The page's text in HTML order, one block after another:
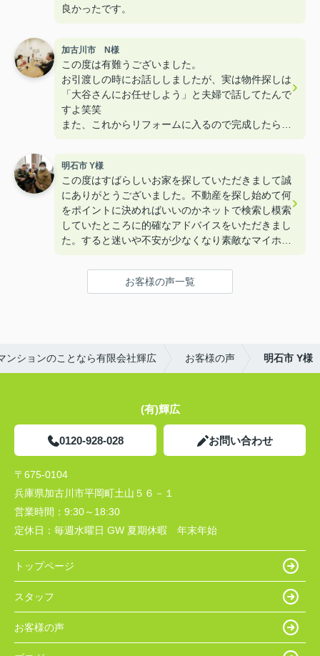
良かったです。
加古川市 N様
この度は有難うございました。
お引渡しの時にお話ししましたが、実は物件探しは
「大谷さんにお任せしよう」と夫婦で話してたんで
すよ笑笑
また、これからリフォームに入るので完成したら遊
明石市 Y様
この度はすばらしいお家を探していただきまして誠
にありがとうございました。不動産を探し始めて何
をポイントに決めればいいのかネットで検索し模索
していたところに的確なアドバイスをいただきまし
た。すると迷いや不安が少なくなり素敵なマイホー
ございました。
お客様の声一覧
ンションのことなら有限会社輝広 お客様の声 明石市 Y様
(有)輝広
0120-928-028 お問い合わせ
〒675-0104
兵庫県加古川市平岡町土山５６－１
営業時間： 9:30～18:30
定休日： 毎週水曜日 GW 夏期休暇 年末年始
トップページ
スタッフ
お客様の声